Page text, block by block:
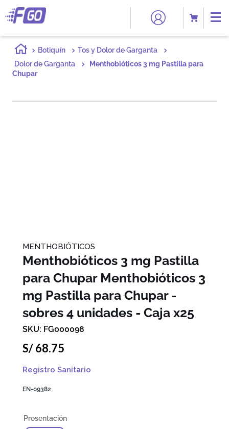
Botiquín
Tos y Dolor de Garganta
Dolor de Garganta
Menthobióticos 3 mg Pastilla para
Chupar
MENTHOBIÓTICOS
Menthobióticos 3 mg Pastilla
para Chupar Menthobióticos 3
mg Pastilla para Chupar -
sobres 4 unidades - Caja x25
FG000098
S/68.75
Registro Sanitario
EN-09382